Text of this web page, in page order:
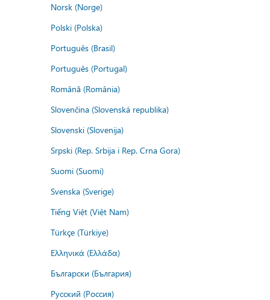
Norsk (Norge)
Polski (Polska)
Português (Brasil)
Português (Portugal)
Română (România)
Slovenčina (Slovenská republika)
Slovenski (Slovenija)
Srpski (Rep. Srbija i Rep. Crna Gora)
Suomi (Suomi)
Svenska (Sverige)
Tiếng Việt (Việt Nam)
Türkçe (Türkiye)
Ελληνικά (Ελλάδα)
Български (България)
Русский (Россия)